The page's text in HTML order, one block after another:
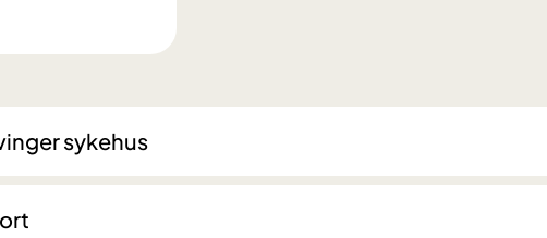
sykehus